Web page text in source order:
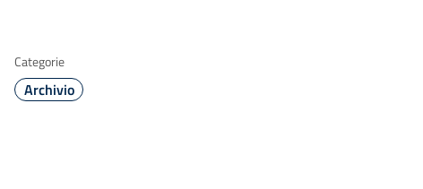
Categorie
Archivio